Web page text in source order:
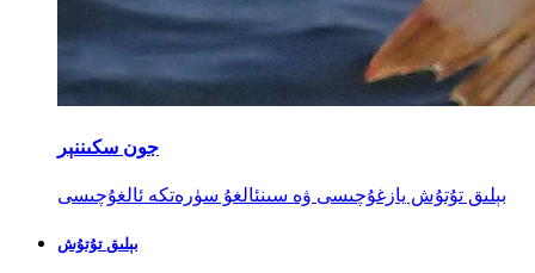
جون سكىننېر
بېلىق تۇتۇش يازغۇچىسى ۋە سىنئالغۇ سۈرەتكە ئالغۇچىسى
بېلىق تۇتۇش